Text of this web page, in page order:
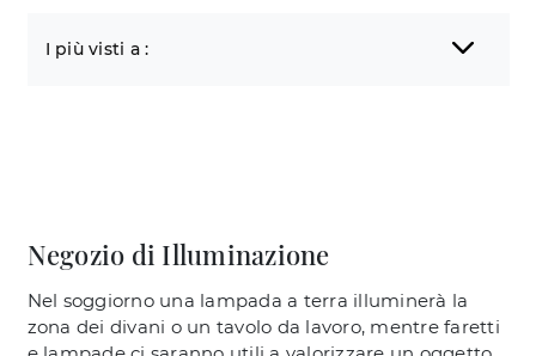
I più visti a :
Negozio di Illuminazione
Nel soggiorno una lampada a terra illuminerà la
zona dei divani o un tavolo da lavoro, mentre faretti